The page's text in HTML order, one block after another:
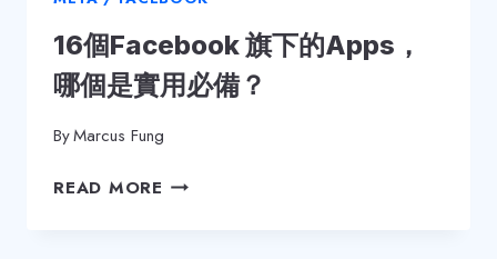
其
用
法！
16個Facebook 旗下的Apps，
哪個是實用必備？
ByMarcus Fung
READ MORE 16